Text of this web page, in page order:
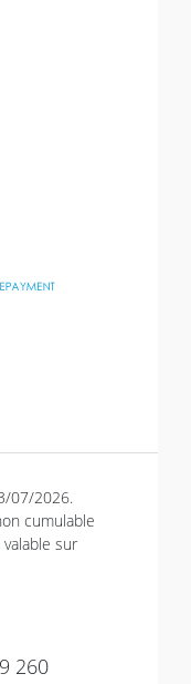
07/2026.
cumulable
sur
260